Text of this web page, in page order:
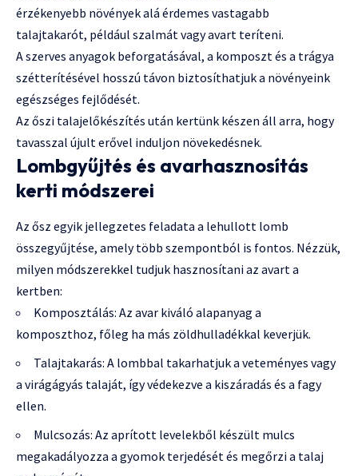
érzékenyebb növények alá érdemes vastagabb
talajtakarót, például szalmát vagy avart teríteni.
A szerves anyagok beforgatásával, a komposzt és a trágya
szétterítésével hosszú távon biztosíthatjuk a növényeink
egészséges fejlődését.
Az őszi talajelőkészítés után kertünk készen áll arra, hogy
tavasszal újult erővel induljon növekedésnek.
Lombgyűjtés és avarhasznosítás
kerti módszerei
Az ősz egyik jellegzetes feladata a lehullott lomb
összegyűjtése, amely több szempontból is fontos. Nézzük,
milyen módszerekkel tudjuk hasznosítani az avart a
kertben:
Komposztálás: Az avar kiváló alapanyag a
komposzthoz, főleg ha más zöldhulladékkal keverjük.
Talajtakarás: A lombbal takarhatjuk a veteményes vagy
a virágágyás talaját, így védekezve a kiszáradás és a fagy
ellen.
Mulcsozás: Az aprított levelekből készült mulcs
megakadályozza a gyomok terjedését és megőrzi a talaj